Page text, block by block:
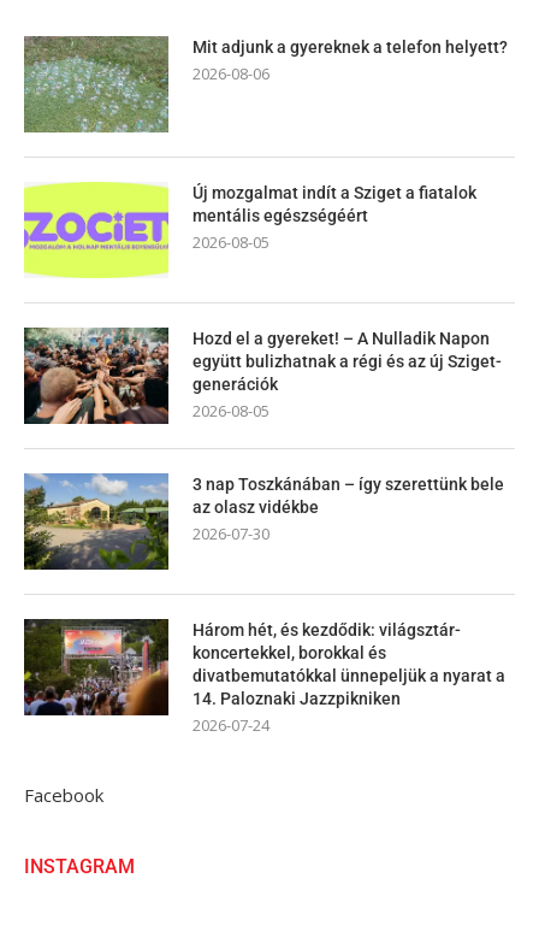
Mit adjunk a gyereknek a telefon helyett?
2026-08-06
Új mozgalmat indít a Sziget a fiatalok
mentális egészségéért
2026-08-05
Hozd el a gyereket! – A Nulladik Napon
együtt bulizhatnak a régi és az új Sziget-
generációk
2026-08-05
3 nap Toszkánában – így szerettünk bele
az olasz vidékbe
2026-07-30
Három hét, és kezdődik: világsztár-
koncertekkel, borokkal és
divatbemutatókkal ünnepeljük a nyarat a
14. Paloznaki Jazzpikniken
2026-07-24
Facebook
INSTAGRAM